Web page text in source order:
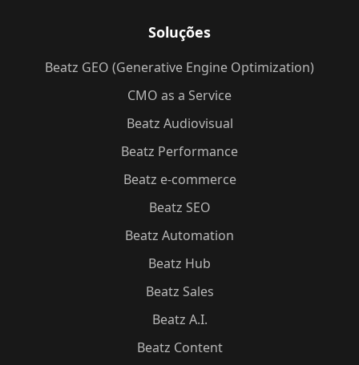
Soluções
Beatz GEO (Generative Engine Optimization)
CMO as a Service
Beatz Audiovisual
Beatz Performance
Beatz e-commerce
Beatz SEO
Beatz Automation
Beatz Hub
Beatz Sales
Beatz A.I.
Beatz Content